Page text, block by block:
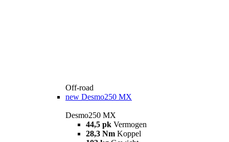
Off-road
new Desmo250 MX
Desmo250 MX
44,5 pk Vermogen
28,3 Nm Koppel